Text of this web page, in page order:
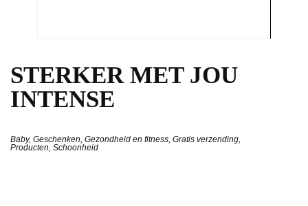
STERKER MET JOU
INTENSE
Baby, Geschenken, Gezondheid en fitness, Gratis verzending,
Producten, Schoonheid